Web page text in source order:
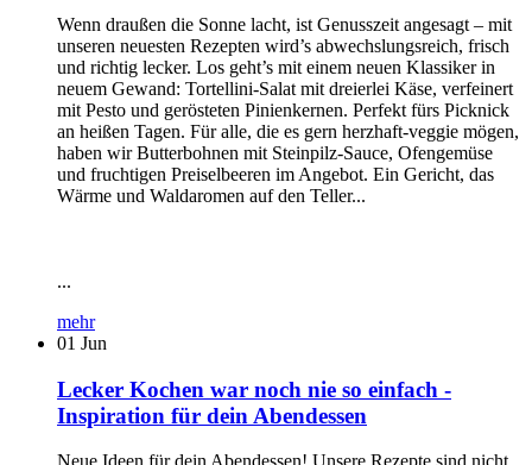
Wenn draußen die Sonne lacht, ist Genusszeit angesagt – mit
unseren neuesten Rezepten wird’s abwechslungsreich, frisch
und richtig lecker. Los geht’s mit einem neuen Klassiker in
neuem Gewand: Tortellini-Salat mit dreierlei Käse, verfeinert
mit Pesto und gerösteten Pinienkernen. Perfekt fürs Picknick
an heißen Tagen. Für alle, die es gern herzhaft-veggie mögen,
haben wir Butterbohnen mit Steinpilz-Sauce, Ofengemüse
und fruchtigen Preiselbeeren im Angebot. Ein Gericht, das
Wärme und Waldaromen auf den Teller...
...
mehr
01 Jun
Lecker Kochen war noch nie so einfach -
Inspiration für dein Abendessen